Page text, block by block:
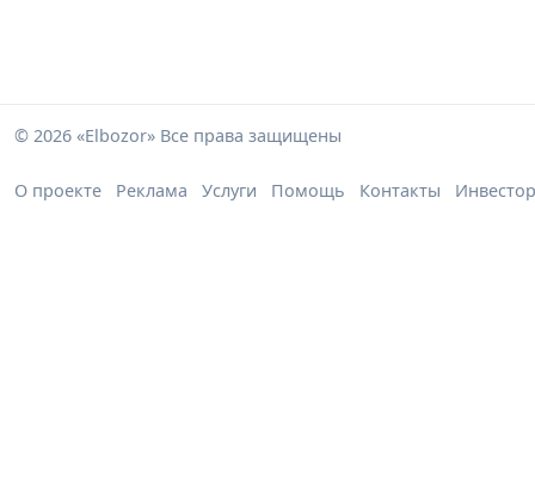
© 2026 «Elbozor» Все права защищены
О проекте Реклама Услуги Помощь Контакты